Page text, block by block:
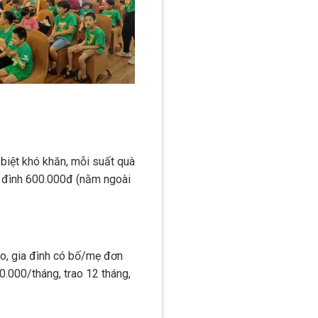
khó khăn, mỗi suất quà
600.000đ (nằm ngoài
gia đình có bố/mẹ đơn
tháng, trao 12 tháng,